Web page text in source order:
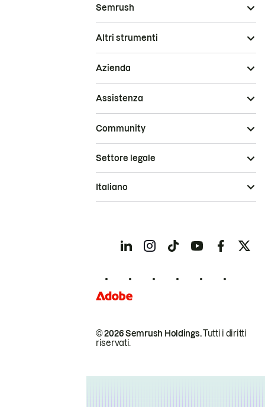
Semrush
Altri strumenti
Azienda
Assistenza
Community
© 2026 Semrush Holdings.Tutti i diritti
riservati.
Settore legale
Italiano